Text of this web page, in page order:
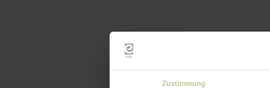
Zustimmung